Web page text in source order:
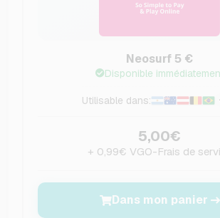
Neosurf 5 €
Disponible
Utilisable dans:
5,00€
+ 0,99€ VGO-Frais de
Dans mon panier